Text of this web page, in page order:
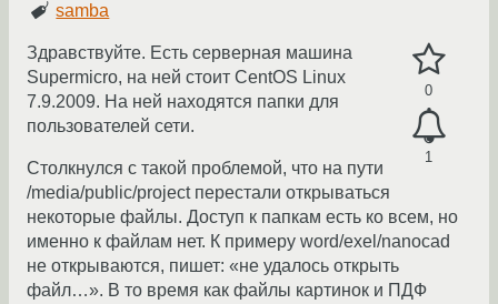
samba
0
1
Здравствуйте. Есть серверная машина
Supermicro, на ней стоит CentOS Linux
7.9.2009. На ней находятся папки для
пользователей сети.
Столкнулся с такой проблемой, что на пути
/media/public/project перестали открываться
некоторые файлы. Доступ к папкам есть ко всем, но
именно к файлам нет. К примеру word/exel/nanocad
не открываются, пишет: «не удалось открыть
файл…». В то время как файлы картинок и ПДФ